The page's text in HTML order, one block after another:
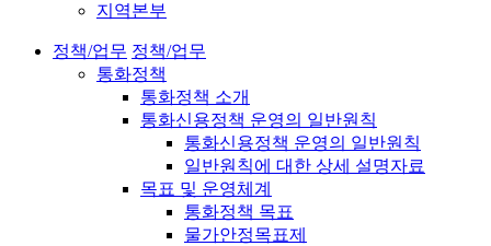
지역본부
정책/업무 정책/업무
통화정책
통화정책 소개
통화신용정책 운영의 일반원칙
통화신용정책 운영의 일반원칙
일반원칙에 대한 상세 설명자료
목표 및 운영체계
통화정책 목표
물가안정목표제